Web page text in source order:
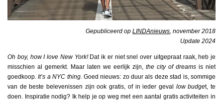
Gepubliceerd op LINDAnieuws , november 2018
Update 2024
Oh boy, how I love New York! Dat ik er niet snel over uitgepraat raak, heb je
misschien al gemerkt. Maar laten we eerlijk zijn, the city of dreams is niet
goedkoop.It’s a NYC thing. Goed nieuws: zo duur als deze stad is, sommige
van de beste belevenissen zijn ook gratis, of in ieder geval low budget, te
doen. Inspiratie nodig? Ik help je op weg met een aantal gratis activiteiten in